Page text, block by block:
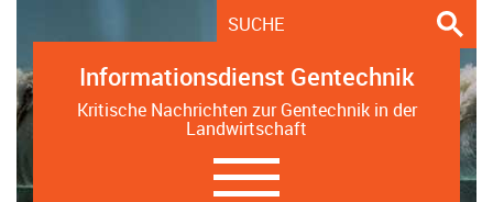
Informationsdienst Gentechnik
Kritische Nachrichten zur Gentechnik in der
Landwirtschaft
Navigation
ein-/ausblenden